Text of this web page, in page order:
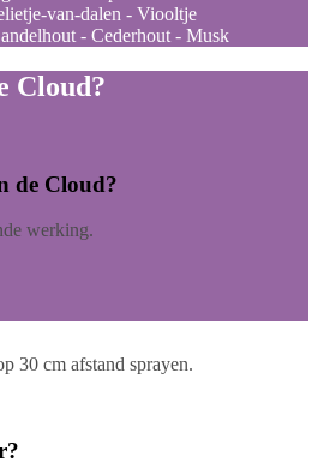
van-dalen - Viooltje
- Cederhout - Musk
Cloud?
de Cloud?
werking.
30 cm afstand sprayen.